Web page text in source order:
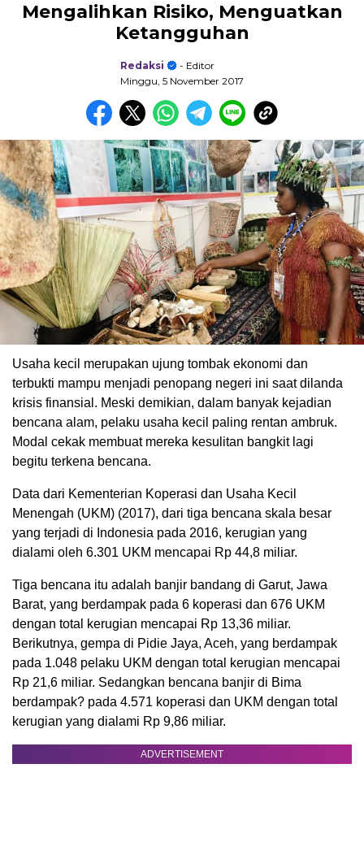
Mengalihkan Risiko, Menguatkan
Ketangguhan
Redaksi
- Editor
Minggu, 5 November 2017
Usaha kecil merupakan ujung tombak ekonomi dan
terbukti mampu menjadi penopang negeri ini saat dilanda
krisis finansial. Meski demikian, dalam banyak kejadian
bencana alam, pelaku usaha kecil paling rentan ambruk.
Modal cekak membuat mereka kesulitan bangkit lagi
begitu terkena bencana.
Data dari Kementerian Koperasi dan Usaha Kecil
Menengah (UKM) (2017), dari tiga bencana skala besar
yang terjadi di Indonesia pada 2016, kerugian yang
dialami oleh 6.301 UKM mencapai Rp 44,8 miliar.
Tiga bencana itu adalah banjir bandang di Garut, Jawa
Barat, yang berdampak pada 6 koperasi dan 676 UKM
dengan total kerugian mencapai Rp 13,36 miliar.
Berikutnya, gempa di Pidie Jaya, Aceh, yang berdampak
pada 1.048 pelaku UKM dengan total kerugian mencapai
Rp 21,6 miliar. Sedangkan bencana banjir di Bima
berdampak? pada 4.571 koperasi dan UKM dengan total
kerugian yang dialami Rp 9,86 miliar.
ADVERTISEMENT